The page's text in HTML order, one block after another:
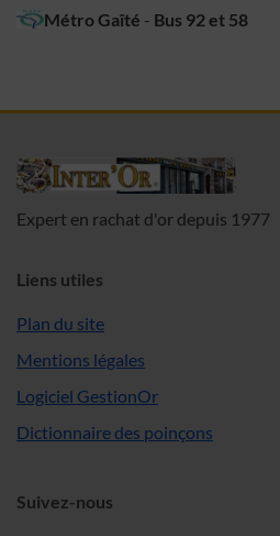
Métro Gaîté - Bus 92 et 58
Expert en rachat d'or depuis 1977
Liens utiles
Plan du site
Mentions légales
Logiciel GestionOr
Dictionnaire des poinçons
Suivez-nous